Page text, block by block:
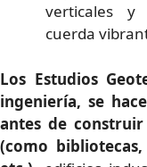
verticales y
cuerda
Los Estudios
ingeniería, se
antes de
(como